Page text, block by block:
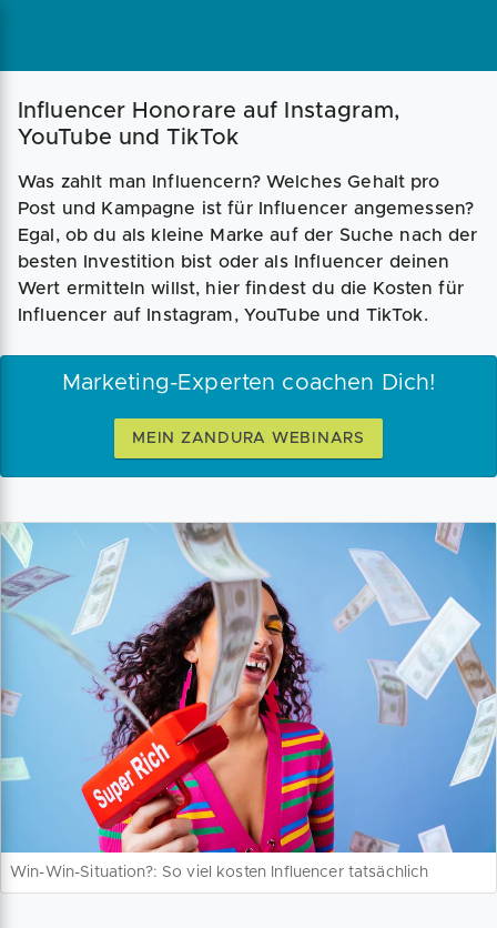
Influencer Honorare auf Instagram,
YouTube und TikTok
Was zahlt man Influencern? Welches Gehalt pro
Post und Kampagne ist für Influencer angemessen?
Egal, ob du als kleine Marke auf der Suche nach der
besten Investition bist oder als Influencer deinen
Wert ermitteln willst, hier findest du die Kosten für
Influencer auf Instagram, YouTube und TikTok.
Marketing-Experten coachen Dich!
MEIN ZANDURA WEBINARS
Win-Win-Situation?: So viel kosten Influencer tatsächlich